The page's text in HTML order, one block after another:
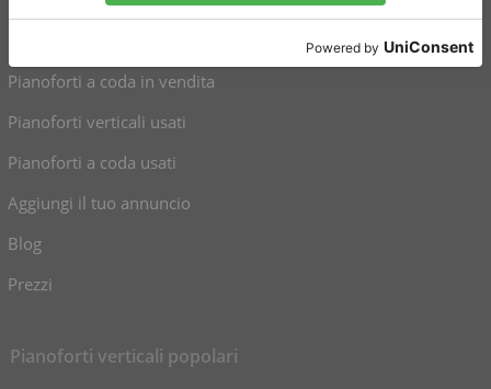
Pianoforti a coda in vendita
Pianoforti verticali usati
Pianoforti a coda usati
Aggiungi il tuo annuncio
Blog
Prezzi
Pianoforti verticali popolari